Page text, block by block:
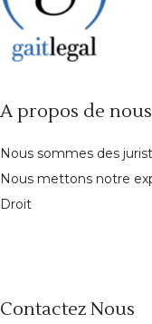
A propos de nous
Nous sommes des
Nous mettons notre
Droit
Contactez Nous